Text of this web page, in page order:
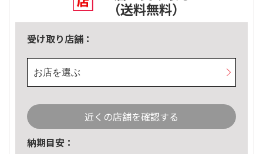
（送料無料）
受け取り店舗：
お店を選ぶ
近くの店舗を確認する
納期目安：